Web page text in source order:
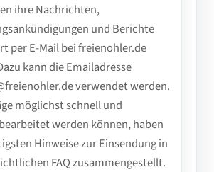
ihre Nachrichten,
und Berichte
per E-Mail bei freienohler.de
kann die Emailadresse
verwendet werden.
möglichst schnell und
werden können, haben
Hinweise zur Einsendung in
FAQ zusammengestellt.